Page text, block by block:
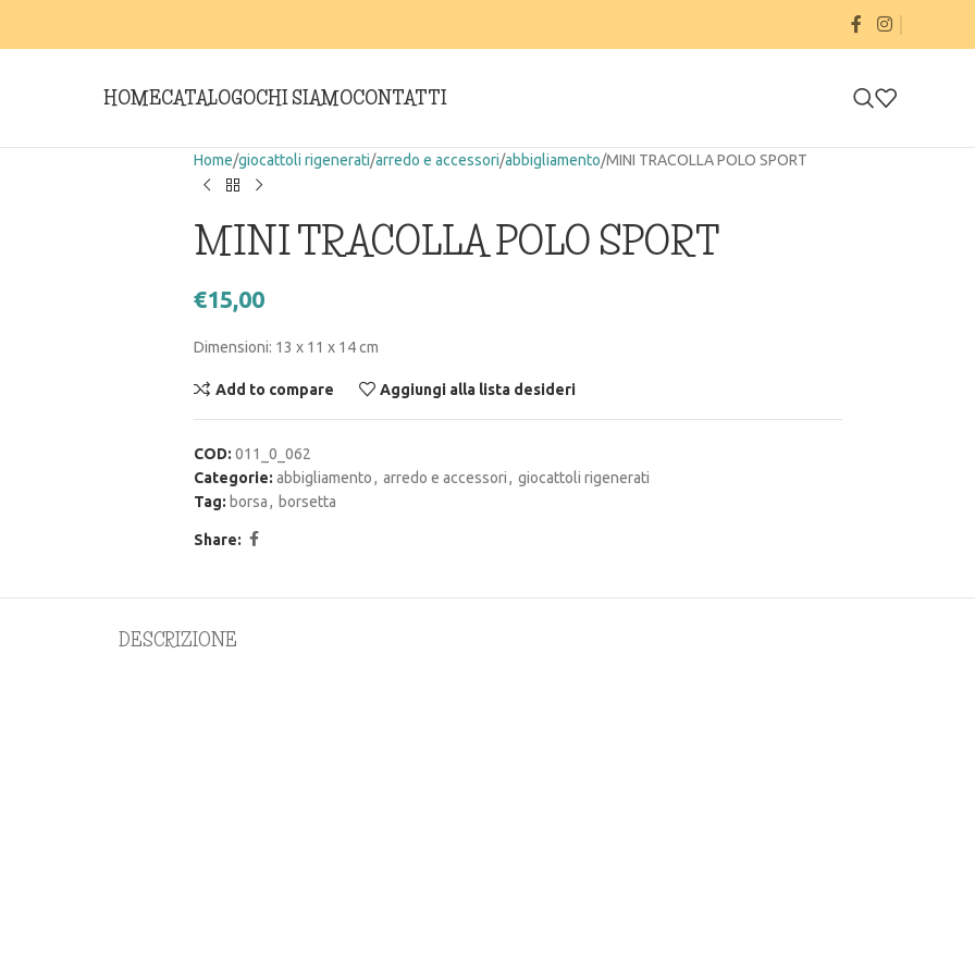
HOMECATALOGOCHI SIAMOCONTATTI
Home giocattoli rigenerati arredo e accessori abbigliamento MINI TRACOLLA POLO SPORT
MINI TRACOLLA POLO SPORT
€15,00
Dimensioni: 13 x 11 x 14 cm
Add to compare Aggiungi alla lista desideri
COD: 011_0_062
Categorie: abbigliamento, arredo e accessori, giocattoli rigenerati
Tag: borsa, borsetta
Share:
DESCRIZIONE